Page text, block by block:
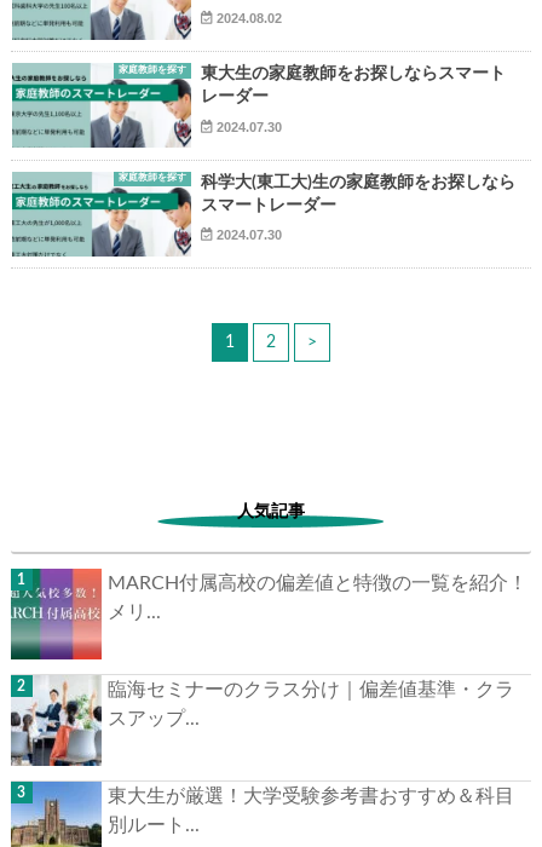
2024.08.02
家庭教師を探す
東大生の家庭教師をお探しならスマート
レーダー
2024.07.30
家庭教師を探す
科学大(東工大)生の家庭教師をお探しなら
スマートレーダー
2024.07.30
1 2 >
人気記事
MARCH付属高校の偏差値と特徴の一覧を紹介！
メリ...
臨海セミナーのクラス分け｜偏差値基準・クラ
スアップ...
東大生が厳選！大学受験参考書おすすめ＆科目
別ルート...